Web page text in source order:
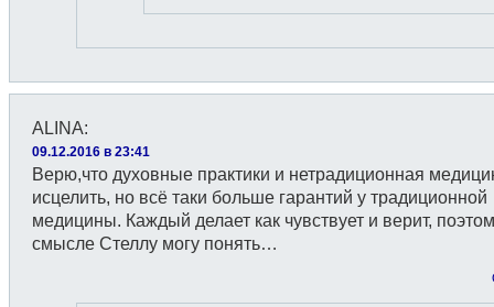
ALINA:
09.12.2016 в 23:41
Верю,что духовные практики и нетрадиционная
исцелить, но всё таки больше гарантий у традиционной
медицины. Каждый делает как чувствует и верит,
смысле Стеллу могу понять…